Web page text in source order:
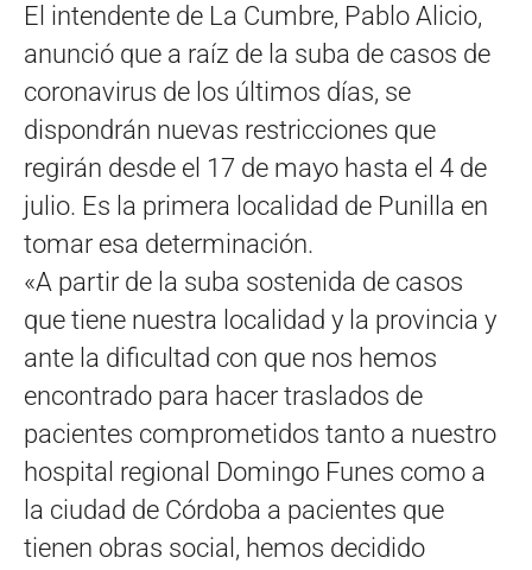
El intendente de La Cumbre, Pablo Alicio,
anunció que a raíz de la suba de casos de
coronavirus de los últimos días, se
dispondrán nuevas restricciones que
regirán desde el 17 de mayo hasta el 4 de
julio. Es la primera localidad de Punilla en
tomar esa determinación.
«A partir de la suba sostenida de casos
que tiene nuestra localidad y la provincia y
ante la dificultad con que nos hemos
encontrado para hacer traslados de
pacientes comprometidos tanto a nuestro
hospital regional Domingo Funes como a
la ciudad de Córdoba a pacientes que
tienen obras social, hemos decidido